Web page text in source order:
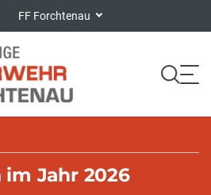
FF Forchtenau
Jahr 2026